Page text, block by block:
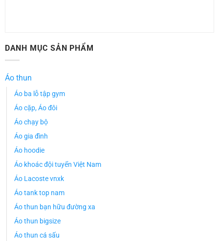
DANH MỤC SẢN PHẨM
Áo thun
Áo ba lỗ tập gym
Áo cặp, Áo đôi
Áo chạy bộ
Áo gia đình
Áo hoodie
Áo khoác đội tuyển Việt Nam
Áo Lacoste vnxk
Áo tank top nam
Áo thun bạn hữu đường xa
Áo thun bigsize
Áo thun cá sấu